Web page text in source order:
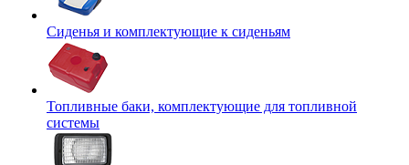
Сиденья и комплектующие к сиденьям
Топливные баки, комплектующие для топливной
системы